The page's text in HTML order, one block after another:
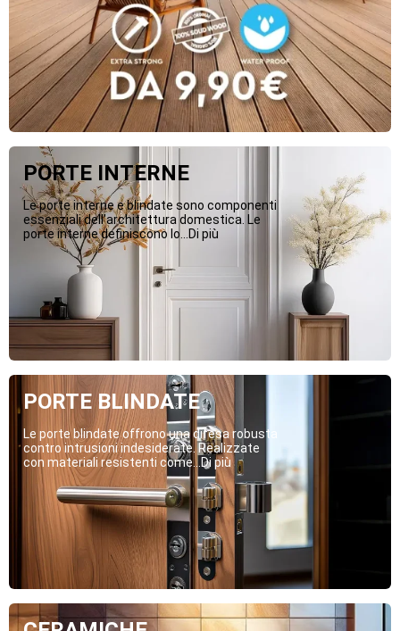
PORTE INTERNE
Le porte interne e blindate sono componenti
essenziali dell’architettura domestica. Le
porte interne definiscono lo...Di più
PORTE BLINDATE
Le porte blindate offrono una difesa robusta
contro intrusioni indesiderate. Realizzate
con materiali resistenti come...Di più